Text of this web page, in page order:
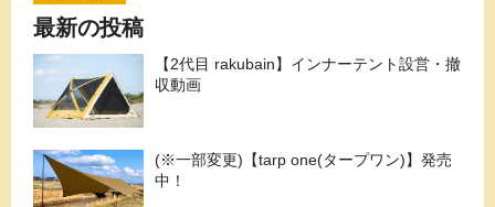
最新の投稿
【2代目 rakubain】インナーテント設営・撤
収動画
(※一部変更)【tarp one(タープワン)】発売
中！